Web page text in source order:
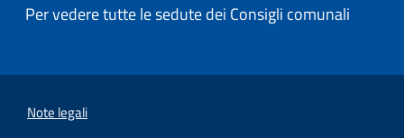
Per vedere tutte le sedute dei Consigli comunali
Note legali